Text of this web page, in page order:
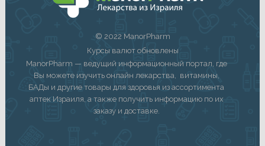
© 2022 ManorPharm
Курсы валют обновлены
ManorPharm — ведущий информационный портал, где
Вы можете изучить онлайн лекарства, витамины,
БАДы и другие товары для здоровья из ассортимента
аптек Израиля, а также получить информацию по их
заказу и доставке.